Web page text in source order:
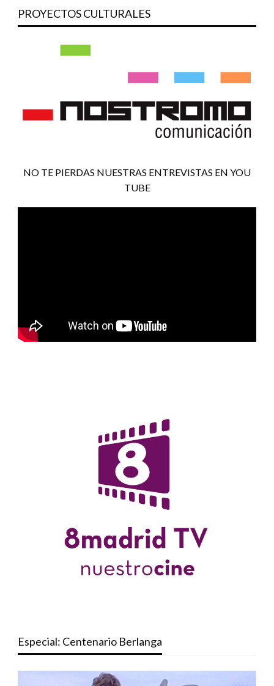
PROYECTOS CULTURALES
NO TE PIERDAS NUESTRAS ENTREVISTAS EN YOU
TUBE
Especial: Centenario Berlanga